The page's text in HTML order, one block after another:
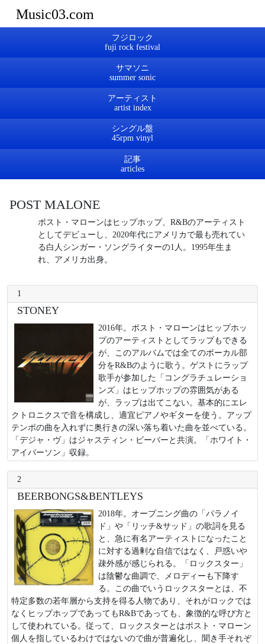
Music03.com
フジロック
サマソニ
アーティスト
シングル盤
記事
POST MALONE
ポスト・マローンはヒップホップ、R&Bのアーティスト
としてデビューし、2020年代にアメリカで最も売れてい
る白人シンガー・ソングライターの1人。1995年生ま
れ、アメリカ出身。
1
STONEY
2016年。ポスト・マローンはヒップホッ
プのアーティストとしてラップもできる
が、このアルバムでは全てのボーカル部
分をR&Bのように歌う。ゲストにラップ
歌手が参加した「コングラチュレーショ
ンズ」はヒップホップの雰囲気がある
が、ラップは出てこない。基本的にエレ
クトロニクスで音を構成し、適宜ピアノやギターを使う。アップ
テンポの曲を入れずに奥行きの深い落ち着いた曲を並べている。
「デジャ・ヴ」はジャスティン・ビーバーと共演。「ホワイト・
アイバーソン」収録。
2
BEERBONGS&BENTLEYS
2018年。オープニング曲の「パラノイ
ド」や「リッチ&サッド」の歌詞を見る
と、急に有名アーティストになったこと
に対する過剰な自信ではなく、戸惑いや
疎外感が感じられる。「ロックスター」
は陰鬱な曲調で、メロディーも下降す
る。この曲でいうロックスターとは、不
特定多数の若年層から支持を得る人物であり、それがロックでは
なくヒップホップであってもR&Bであっても、象徴的な呼び方と
して使われている。従って、ロックスターとはポスト・マローン
個人を指しているわけではないので曲が普遍化し、聞き手それぞ